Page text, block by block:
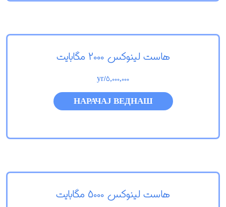
هاست لینوکس 2000 مگابایت
5,000,000
/yr
НАРАЧАЈ ВЕДНАШ
هاست لینوکس 5000 مگابایت